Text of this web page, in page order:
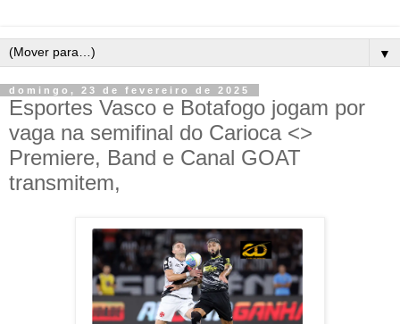
▼
domingo, 23 de fevereiro de 2025
Esportes Vasco e Botafogo jogam por
vaga na semifinal do Carioca <>
Premiere, Band e Canal GOAT
transmitem,